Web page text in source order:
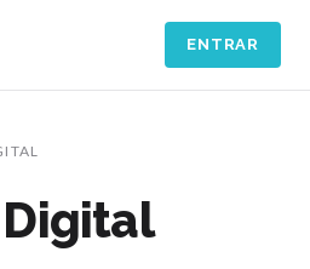
ENTRAR